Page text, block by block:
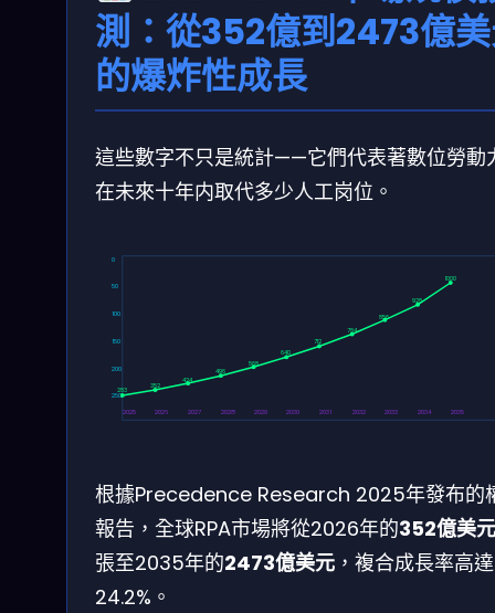
測：從352億到2473億
的爆炸性成長
這些數字不只是統計——它們代表著數位勞動
在未來十年内取代多少人工岗位。
0
50
100
150
200
250
2025
2026 2027 2028 2029 2030 2031 2032 2033 2034 2035
283
352
424
496
568
640
712
784
856
928
1000
根據Precedence Research 2025年發布的
報告，全球RPA市場將從2026年的352億美元
張至2035年的2473億美元 ，複合成長率高達
24.2%。